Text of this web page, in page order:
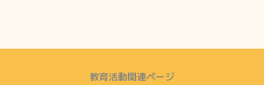
教育活動関連ページ